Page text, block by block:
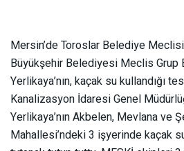
Mersin’de Toroslar Belediye
Büyükşehir Belediyesi Meclis Grup
Yerlikaya’nın, kaçak su kullandığı
Kanalizasyon İdaresi Genel
Yerlikaya’nın Akbelen, Mevlana ve
Mahallesi’ndeki 3 işyerinde kaçak